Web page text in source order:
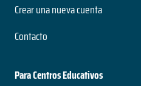
Crear una nueva cuenta
Contacto
Para Centros Educativos